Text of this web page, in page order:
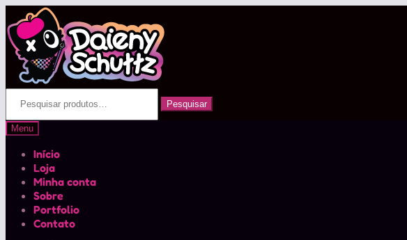
Pular
para
navegação
Pular
para
o
conteúdo
por:
Pesquisar
Menu
Início
Loja
Minha conta
Sobre
Portfolio
Contato